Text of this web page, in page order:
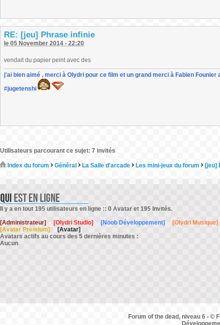
RE: [jeu] Phrase infinie
le 05 November 2014 - 22:20
vendait du papier peint avec des
j'ai bien aimé , merci à Olydri pour ce film et un grand merci à Fabien
#jugetenshi
Utilisateurs parcourant ce sujet: 7 invités
Index du forum Général La Salle d'arcade Les mini-jeux du forum [jeu]
Il y a en tout 195 utilisateurs en ligne :: 0 Avatar et 195 Invités.
[Administrateur]
[Olydri Studio] [Noob Développement]
[Olydri Musique]
[Avatar Premium]
[Avatar]
Avatars actifs au cours des 5 dernières minutes :
Aucun
Forum of the dead, niveau 6 - ©